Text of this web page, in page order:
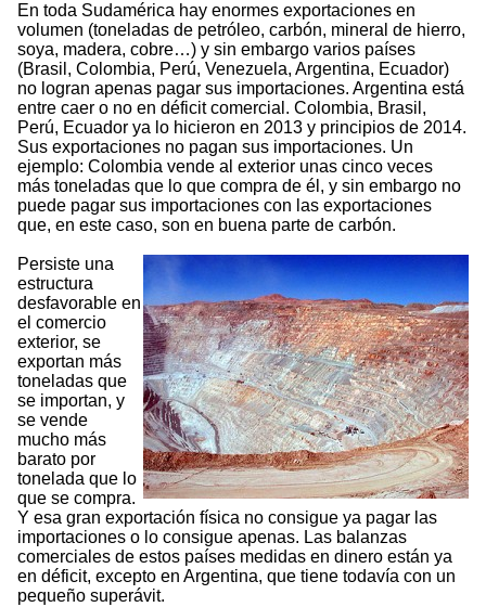
En toda Sudamérica hay enormes exportaciones en
volumen (toneladas de petróleo, carbón, mineral de hierro,
soya, madera, cobre…) y sin embargo varios países
(Brasil, Colombia, Perú, Venezuela, Argentina, Ecuador)
no logran apenas pagar sus importaciones. Argentina está
entre caer o no en déficit comercial. Colombia, Brasil,
Perú, Ecuador ya lo hicieron en 2013 y principios de 2014.
Sus exportaciones no pagan sus importaciones. Un
ejemplo: Colombia vende al exterior unas cinco veces
más toneladas que lo que compra de él, y sin embargo no
puede pagar sus importaciones con las exportaciones
que, en este caso, son en buena parte de carbón.
Persiste una
estructura
desfavorable en
el comercio
exterior, se
exportan más
toneladas que
se importan, y
se vende
mucho más
barato por
tonelada que lo
que se compra.
Y esa gran exportación física no consigue ya pagar las
importaciones o lo consigue apenas. Las balanzas
comerciales de estos países medidas en dinero están ya
en déficit, excepto en Argentina, que tiene todavía con un
pequeño superávit.